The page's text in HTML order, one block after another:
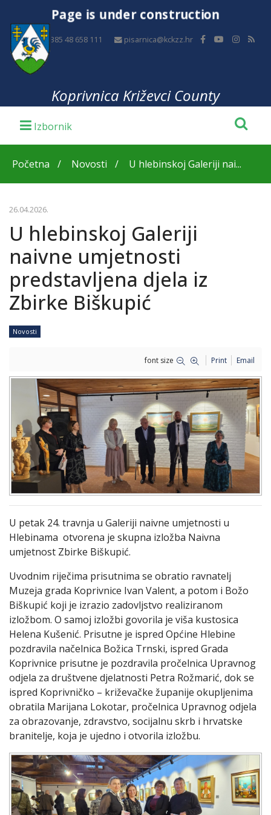
Page is under construction
+385 48 658 111 pisarnica@kckzz.hr
Koprivnica Križevci County
Početna Novosti U hlebinskoj Galeriji nai...
26.04.2026.
U hlebinskoj Galeriji
naivne umjetnosti
predstavljena djela iz
Zbirke Biškupić
Novosti
font size Print Email
U petak 24. travnja u Galeriji naivne umjetnosti u
Hlebinama otvorena je skupna izložba Naivna
umjetnost Zbirke Biškupić.
Uvodnim riječima prisutnima se obratio ravnatelj
Muzeja grada Koprivnice Ivan Valent, a potom i Božo
Biškupić koji je izrazio zadovljstvo realiziranom
izložbom. O samoj izložbi govorila je viša kustosica
Helena Kušenić. Prisutne je ispred Općine Hlebine
pozdravila načelnica Božica Trnski, ispred Grada
Koprivnice prisutne je pozdravila pročelnica Upravnog
odjela za društvene djelatnosti Petra Rožmarić, dok se
ispred Koprivničko – križevačke županije okupljenima
obratila Marijana Lokotar, pročelnica Upravnog odjela
za obrazovanje, zdravstvo, socijalnu skrb i hrvatske
branitelje, koja je ujedno i otvorila izložbu.